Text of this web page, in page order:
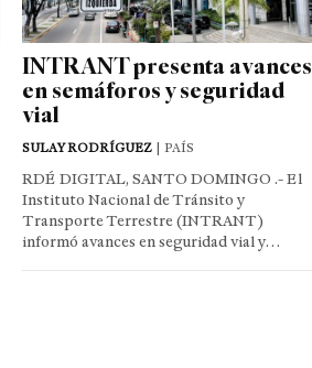
INTRANT presenta avances
en semáforos y seguridad
vial
SULAY RODRÍGUEZ | PAÍS
RDÉ DIGITAL, SANTO DOMINGO .- El
Instituto Nacional de Tránsito y
Transporte Terrestre (INTRANT)
informó avances en seguridad vial y…